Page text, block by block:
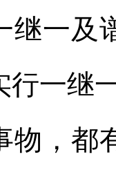
继一及
行一继
物，都